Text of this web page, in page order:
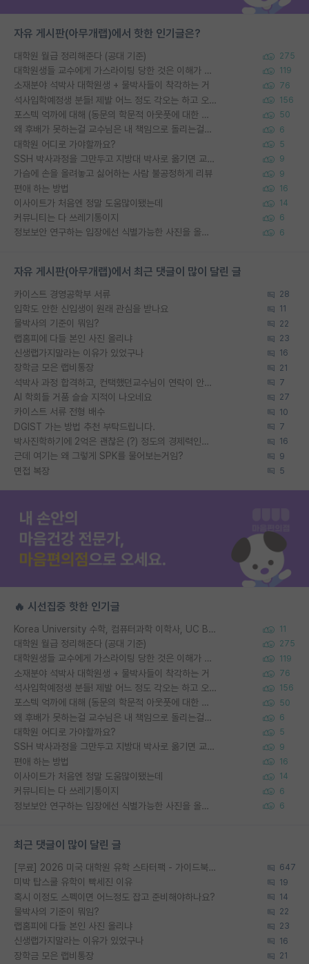
자유 게시판(아무개랩)에서 핫한 인기글은?
대학원 월급 정리해준다 (공대 기준) 275
대학원생들 교수에게 가스라이팅 당한 것은 이해가 갑니다. 안타깝네요. 119
소재분야 석박사 대학원생 + 물박사들이 착각하는 거 76
석사입학예정생 분들! 제발 어느 정도 각오는 하고 오세요. 156
포스텍 억까에 대해 (동문의 학문적 아웃풋에 대한 반박) 50
왜 후배가 못하는걸 교수님은 내 책임으로 돌리는걸까요? 6
대학원 어디로 가야할까요? 5
SSH 박사과정을 그만두고 지방대 박사로 옮기면 교수의 꿈은 끝일까요? 9
가슴에 손을 올려놓고 싫어하는 사람 불공정하게 리뷰 9
편애 하는 방법 16
이사이트가 처음엔 정말 도움많이됐는데 14
커뮤니티는 다 쓰레기통이지 6
정보보안 연구하는 입장에선 식별가능한 사진을 올리는건 비추이긴함 6
자유 게시판(아무개랩)에서 최근 댓글이 많이 달린 글
카이스트 경영공학부 서류 28
입학도 안한 신입생이 원래 관심을 받나요 11
물박사의 기준이 뭐임? 22
랩홈피에 다들 본인 사진 올리냐 23
신생랩가지말라는 이유가 있었구나 16
장학금 모은 랩비통장 21
석박사 과정 합격하고, 컨택했던교수님이 연락이 안됩니다... 7
AI 학회들 거품 슬슬 지적이 나오네요 27
카이스트 서류 전형 배수 10
DGIST 가는 방법 추천 부탁드립니다. 7
박사진학하기에 2억은 괜찮은 (?) 정도의 경제력인가요 16
근데 여기는 왜 그렇게 SPK를 물어보는거임? 9
면접 복장 5
🔥 시선집중 핫한 인기글
Korea University 수학, 컴퓨터과학 이학사, UC Berkeley 산업공학 대학원 공학박사가 되는 것은 쉽지 않겠죠? 11
대학원 월급 정리해준다 (공대 기준) 275
대학원생들 교수에게 가스라이팅 당한 것은 이해가 갑니다. 안타깝네요. 119
소재분야 석박사 대학원생 + 물박사들이 착각하는 거 76
석사입학예정생 분들! 제발 어느 정도 각오는 하고 오세요. 156
포스텍 억까에 대해 (동문의 학문적 아웃풋에 대한 반박) 50
왜 후배가 못하는걸 교수님은 내 책임으로 돌리는걸까요? 6
대학원 어디로 가야할까요? 5
SSH 박사과정을 그만두고 지방대 박사로 옮기면 교수의 꿈은 끝일까요? 9
편애 하는 방법 16
이사이트가 처음엔 정말 도움많이됐는데 14
커뮤니티는 다 쓰레기통이지 6
정보보안 연구하는 입장에선 식별가능한 사진을 올리는건 비추이긴함 6
최근 댓글이 많이 달린 글
[무료] 2026 미국 대학원 유학 스타터팩 - 가이드북 & 합격자 컨택메일 템플릿 647
미박 탑스쿨 유학이 빡세진 이유 19
혹시 이정도 스펙이면 어느정도 잡고 준비해야하나요? 14
물박사의 기준이 뭐임? 22
랩홈피에 다들 본인 사진 올리냐 23
신생랩가지말라는 이유가 있었구나 16
장학금 모은 랩비통장 21